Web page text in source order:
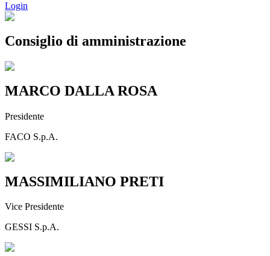
Login
Consiglio di amministrazione
MARCO DALLA ROSA
Presidente
FACO S.p.A.
MASSIMILIANO PRETI
Vice Presidente
GESSI S.p.A.